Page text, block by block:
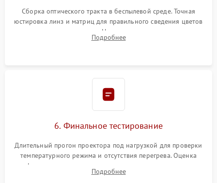
Сборка оптического тракта в беспылевой среде. Точная
юстировка линз и матриц для правильного сведения цветов
и устранения размытия. Надежное подключение всех
шлейфов, установка датчиков и закрытие корпуса
Подробнее
6. Финальное тестирование
Длительный прогон проектора под нагрузкой для проверки
температурного режима и отсутствия перегрева. Оценка
фокуса, контрастности и цветопередачи на тестовых
таблицах. Проверка работы всех видеовходов и кнопок
Подробнее